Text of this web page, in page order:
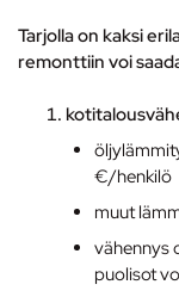
Tarjolla on kaksi
remonttiin voi
€/henkilö
muut
vähennys
puolisot